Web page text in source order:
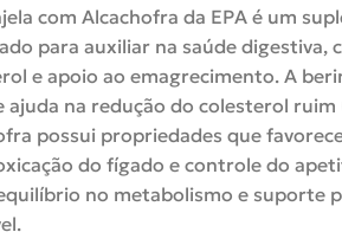
com Alcachofra da EPA é um
para auxiliar na saúde digestiva,
e apoio ao emagrecimento. A
ajuda na redução do colesterol ruim
possui propriedades que
do fígado e controle do
no metabolismo e suporte